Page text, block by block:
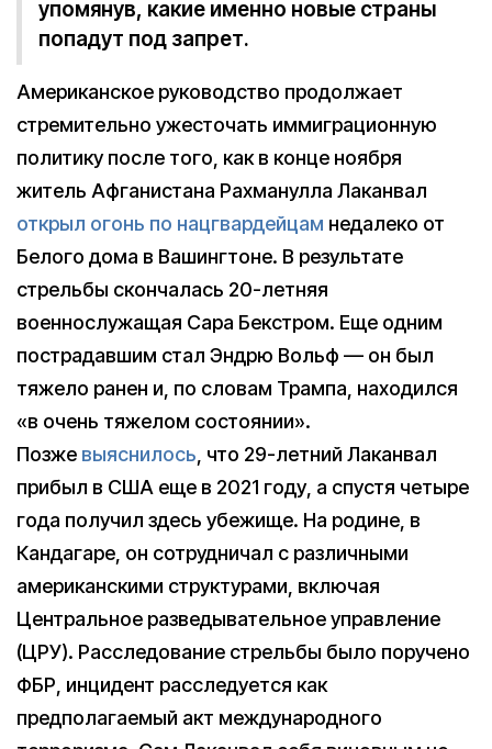
упомянув, какие именно новые страны
попадут под запрет.
Американское руководство продолжает
стремительно ужесточать иммиграционную
политику после того, как в конце ноября
житель Афганистана Рахманулла Лаканвал
открыл огонь по нацгвардейцам недалеко от
Белого дома в Вашингтоне. В результате
стрельбы скончалась 20-летняя
военнослужащая Сара Бекстром. Еще одним
пострадавшим стал Эндрю Вольф — он был
тяжело ранен и, по словам Трампа, находился
«в очень тяжелом состоянии».
Позже выяснилось, что 29-летний Лаканвал
прибыл в США еще в 2021 году, а спустя четыре
года получил здесь убежище. На родине, в
Кандагаре, он сотрудничал с различными
американскими структурами, включая
Центральное разведывательное управление
(ЦРУ). Расследование стрельбы было поручено
ФБР, инцидент расследуется как
предполагаемый акт международного